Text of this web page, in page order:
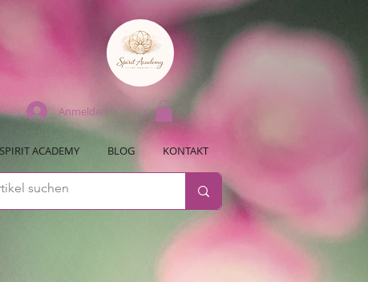
Anmelden
SPIRIT ACADEMY BLOG KONTAKT